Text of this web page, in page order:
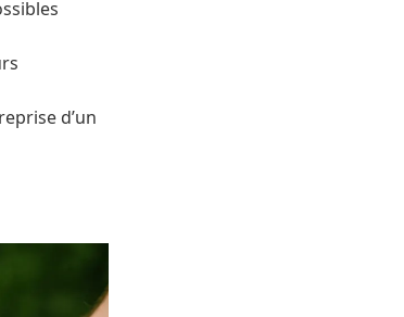
d’un